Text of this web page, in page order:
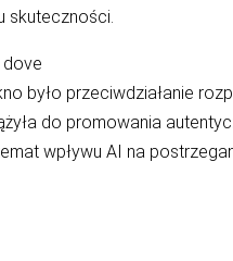
skuteczności.
było przeciwdziałanie
do promowania
wpływu AI na